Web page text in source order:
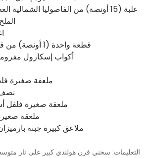
قطعة واحدة (1 أونصة) من قشر جبن البارميزان
8 أكواب إسكارول مفرومة
½ ملعقة صغيرة
ملعقة صغيرة فلفل
1 ملعقة
6 ملاعق كبيرة جبنة
التعليمات: سخني فرن هولندي كبير على نار